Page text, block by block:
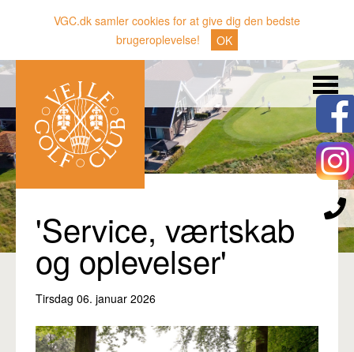
VGC.dk samler cookies for at give dig den bedste
brugeroplevelse!
OK
Nyheder
Klubben
Banen
Gæster
Sporten
Erhverv
Den lille Kok
'Service, værtskab
og oplevelser'
Tirsdag 06. januar 2026